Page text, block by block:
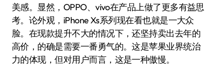
美感。显然，OPPO、vivo在产品上做了更多有益思
考。论外观，iPhone Xs系列现在看也就是一大众
脸。在现款提升不大的情况下，还坚持卖出去年的
高价，的确是需要一番勇气的。这是苹果业界统治
力的体现，但对用户而言，这是一种傲慢。